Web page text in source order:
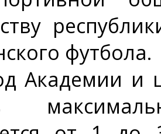
футбола.
Академии и